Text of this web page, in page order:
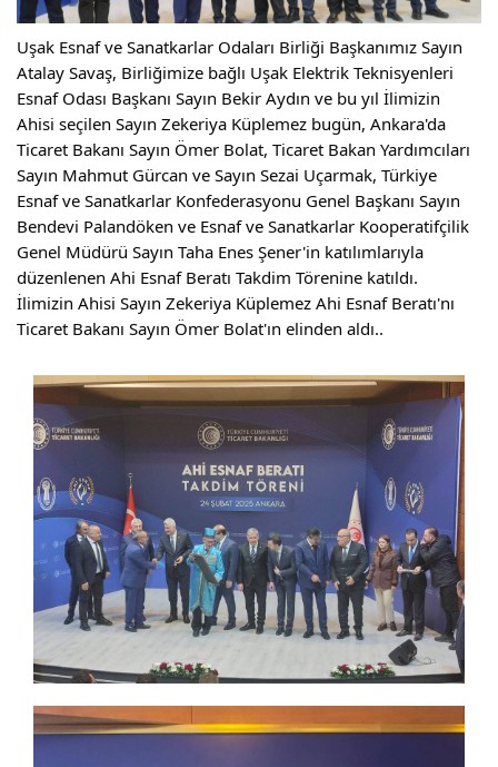
Uşak Esnaf ve Sanatkarlar Odaları Birliği Başkanımız Sayın
Atalay Savaş, Birliğimize bağlı Uşak Elektrik Teknisyenleri
Esnaf Odası Başkanı Sayın Bekir Aydın ve bu yıl İlimizin
Ahisi seçilen Sayın Zekeriya Küplemez bugün, Ankara'da
Ticaret Bakanı Sayın Ömer Bolat, Ticaret Bakan Yardımcıları
Sayın Mahmut Gürcan ve Sayın Sezai Uçarmak, Türkiye
Esnaf ve Sanatkarlar Konfederasyonu Genel Başkanı Sayın
Bendevi Palandöken ve Esnaf ve Sanatkarlar Kooperatifçilik
Genel Müdürü Sayın Taha Enes Şener'in katılımlarıyla
düzenlenen Ahi Esnaf Beratı Takdim Törenine katıldı.
İlimizin Ahisi Sayın Zekeriya Küplemez Ahi Esnaf Beratı'nı
Ticaret Bakanı Sayın Ömer Bolat'ın elinden aldı..